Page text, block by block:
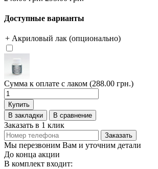
Доступные варианты
+ Акриловый лак (опционально)
Сумма к оплате с лаком (288.00 грн.)
Купить
В закладки
В сравнение
Заказать в 1 клик
Заказать
Мы перезвоним Вам и уточним детали
До конца акции
В комплект входит: